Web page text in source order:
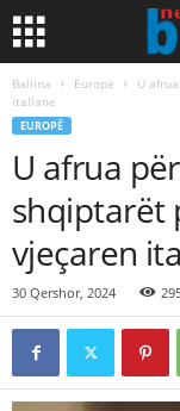
Ballina Europë
U
italiane
EUROPË
U afrua
shqiptarët
vjeçaren
30 Qershor, 2024